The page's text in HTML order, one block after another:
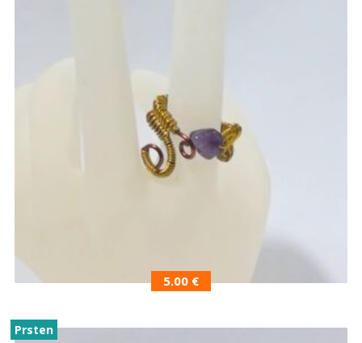
5.00 €
Prsten